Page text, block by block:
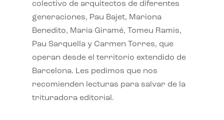
colectivo de arquitectos de diferentes
generaciones, Pau Bajet, Mariona
Benedito, Maria Giramé, Tomeu Ramis,
Pau Sarquella y Carmen Torres, que
operan desde el territorio extendido de
Barcelona. Les pedimos que nos
recomienden lecturas para salvar de la
trituradora editorial.